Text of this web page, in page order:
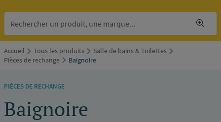
Accueil Tous les produits
Salle de bains & Toilettes
Pièces de rechange
Baignoire
PIÈCES DE RECHANGE
Baignoire